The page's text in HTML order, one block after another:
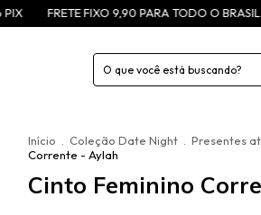
FRETE FIXO 9,90 PARA TODO O BRASIL use
Início Coleção Date Night Presentes
Corrente - Aylah
Cinto Feminino